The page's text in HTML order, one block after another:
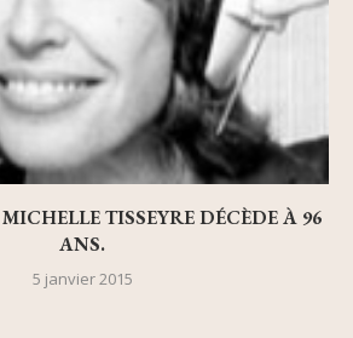
TISSEYRE DÉCÈDE À 96
ANS.
5 janvier 2015